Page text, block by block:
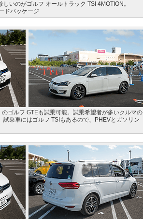
いのがゴルフ オールトラック TSI 4MOTION。
ドパッケージ
ゴルフ GTEも試乗可能。試乗希望者が多いクルマの
乗車にはゴルフ TSIもあるので、PHEVとガソリン